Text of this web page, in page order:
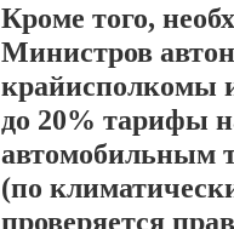
Кроме того,
Министров
крайисполкомы
до 20% тарифы
автомобильным
(по
проверяется